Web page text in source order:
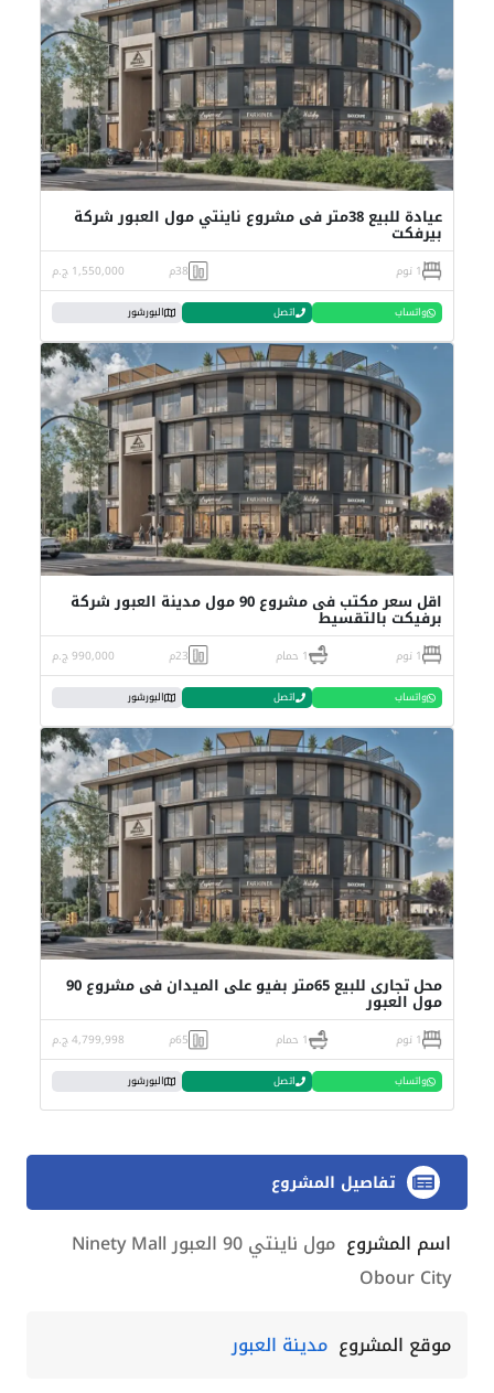
عيادة للبيع 38متر فى مشروع ناينتي مول العبور شركة
بيرفكت
1 نوم 38م 1,550,000 ج.م
واتساب اتصل البورشور
اقل سعر مكتب فى مشروع 90 مول مدينة العبور شركة
برفيكت بالتقسيط
1 نوم 1 حمام 23م 990,000 ج.م
واتساب اتصل البورشور
محل تجارى للبيع 65متر بفيو على الميدان فى مشروع 90
مول العبور
1 نوم 1 حمام 65م 4,799,998 ج.م
واتساب اتصل البورشور
تفاصيل المشروع
اسم المشروع
مول ناينتي 90 العبور Ninety Mall
Obour City
موقع المشروع مدينة العبور